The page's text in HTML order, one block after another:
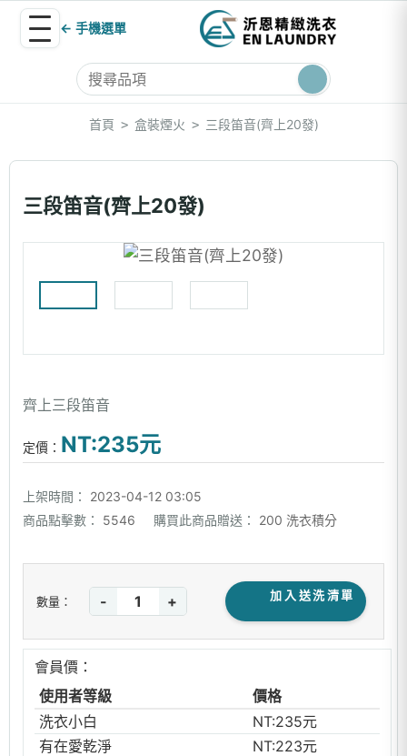
← 手機選單
首頁 > 盒裝煙火 > 三段笛音(齊上20發)
三段笛音(齊上20發)
齊上三段笛音
定價： NT:235元
上架時間：
2023-04-12 03:05
商品點擊數：
5546 購買此商品贈送： 200 洗衣積分
數量： - + 加入送洗清單
會員價：
使用者等級
價格
洗衣小白
NT:235元
有在愛乾淨
NT:223元